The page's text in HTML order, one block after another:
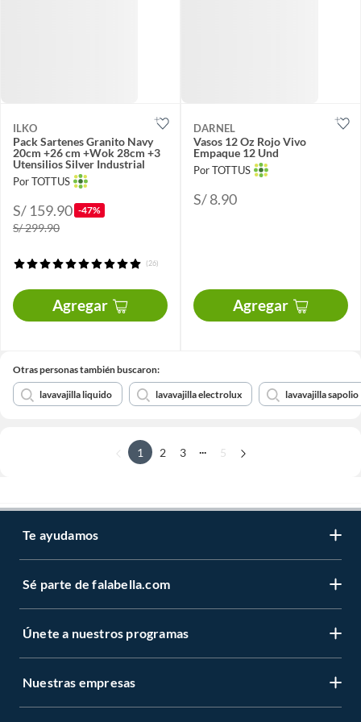
ILKO
Pack Sartenes Granito Navy
20cm +26 cm +Wok 28cm +3
Utensilios Silver Industrial
Por TOTTUS
S/ 159.90 -47%
S/ 299.90
(26)
Agregar
DARNEL
Vasos 12 Oz Rojo Vivo
Empaque 12 Und
Por TOTTUS
S/ 8.90
Agregar
Otras personas también buscaron:
lavavajilla liquido lavavajilla electrolux lavavajilla sapolio
1 2 3 ... 5
Te ayudamos
Sé parte de falabella.com
Únete a nuestros programas
Nuestras empresas